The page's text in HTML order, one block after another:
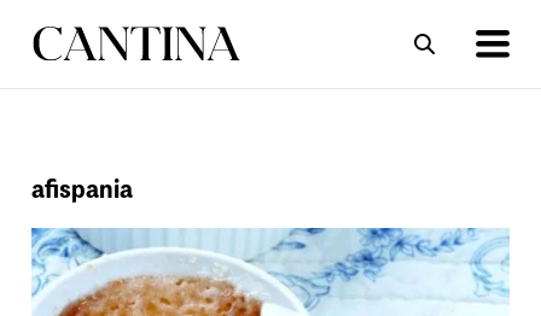
ΣΥΝΤΑΓΕΣ
afispania